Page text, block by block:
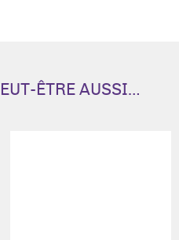
ÊTRE AUSSI…